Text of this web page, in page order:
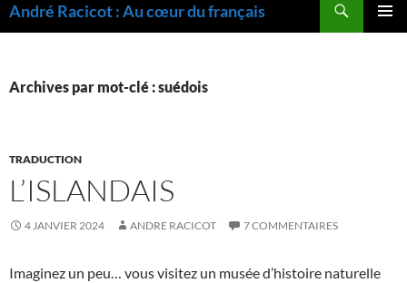
André Racicot : Au cœur du français
Archives par mot-clé : suédois
TRADUCTION
L’ISLANDAIS
4 JANVIER 2024 ANDRE RACICOT 7 COMMENTAIRES
Imaginez un peu… vous visitez un musée d’histoire naturelle